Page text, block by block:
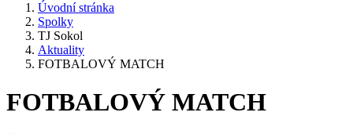
Úvodní stránka
Spolky
TJ Sokol
Aktuality
FOTBALOVÝ MATCH
FOTBALOVÝ MATCH